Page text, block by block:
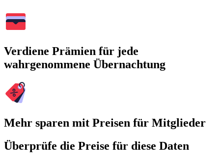
Verdiene Prämien für jede
wahrgenommene Übernachtung
Mehr sparen mit Preisen für Mitglieder
Überprüfe die Preise für diese Daten